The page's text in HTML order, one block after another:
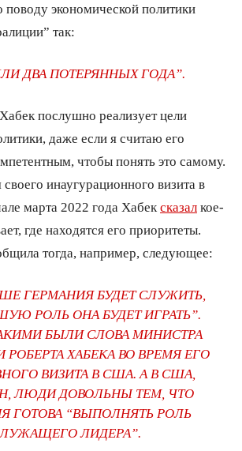
поводу экономической политики
так:
ДВА ПОТЕРЯННЫХ ГОДА”.
послушно реализует цели
даже если я считаю его
чтобы понять это самому.
инаугурационного визита в
марта 2022 года Хабек сказал кое-
где находятся его приоритеты.
тогда, например, следующее:
ГЕРМАНИЯ БУДЕТ СЛУЖИТЬ,
РОЛЬ ОНА БУДЕТ ИГРАТЬ”.
БЫЛИ СЛОВА МИНИСТРА
ХАБЕКА ВО ВРЕМЯ ЕГО
ВИЗИТА В США. А В США,
ЛЮДИ ДОВОЛЬНЫ ТЕМ, ЧТО
ГОТОВА “ВЫПОЛНЯТЬ РОЛЬ
ЛИДЕРА”.